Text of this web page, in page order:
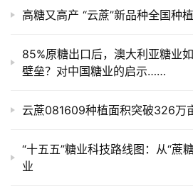
高糖又高产 “云蔗”新品种全国种
85%原糖出口后，澳大利亚糖业
壁垒？对中国糖业的启示……
云蔗081609种植面积突破326万
“十五五”糖业科技路线图：从“蔗
业